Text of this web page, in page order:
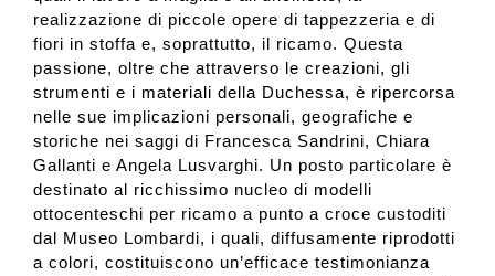
realizzazione di piccole opere di tappezzeria e di
fiori in stoffa e, soprattutto, il ricamo. Questa
passione, oltre che attraverso le creazioni, gli
strumenti e i materiali della Duchessa, è ripercorsa
nelle sue implicazioni personali, geografiche e
storiche nei saggi di Francesca Sandrini, Chiara
Gallanti e Angela Lusvarghi. Un posto particolare è
destinato al ricchissimo nucleo di modelli
ottocenteschi per ricamo a punto a croce custoditi
dal Museo Lombardi, i quali, diffusamente riprodotti
a colori, costituiscono un’efficace testimonianza